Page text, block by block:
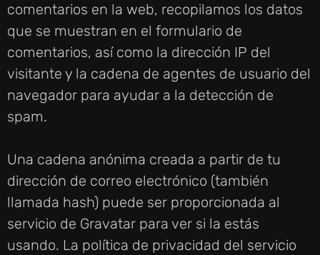
comentarios en la web, recopilamos los datos
que se muestran en el formulario de
comentarios, así como la dirección IP del
visitante y la cadena de agentes de usuario del
navegador para ayudar a la detección de
spam.
Una cadena anónima creada a partir de tu
dirección de correo electrónico (también
llamada hash) puede ser proporcionada al
servicio de Gravatar para ver si la estás
usando. La política de privacidad del servicio